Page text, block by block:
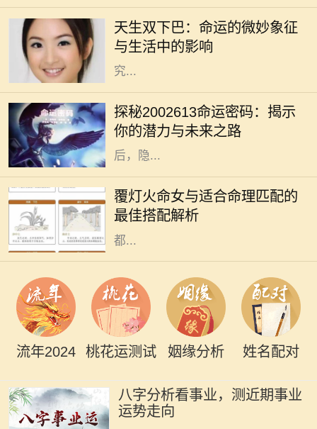
天生双下巴：命运的微妙象征
与生活中的影响
先注意到的特点之一。双下巴，作为
一种常见的面部特征，通常被视作审
美上的“瑕疵”。然而，天生双下巴
究...
探秘2002613命运密码：揭示
你的潜力与未来之路
在中国传统命理学中，数字常常承载
着深厚的文化象征与个人命运的微妙
联系。今天我们将要探讨的数字是
2002613，这个单一的数字组合背
后，隐...
覆灯火命女与适合命理匹配的
最佳搭配解析
在中国传统命理学中，命理之间的配
合常常决定了一个人的运势与生活发
展。而覆灯火命女作为独特的命理类
型，其性格特征、人生观念和价值观
都...
流年2024 桃花运测试 姻缘分析 姓名配对
八字分析看事业，测近期事业
运势走向